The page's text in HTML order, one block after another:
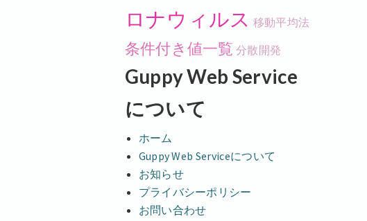
ロナウィルス 移動平均法
条件付き値一覧 分散開発
Guppy Web Service
について
ホーム
Guppy Web Serviceについて
お知らせ
プライバシーポリシー
お問い合わせ